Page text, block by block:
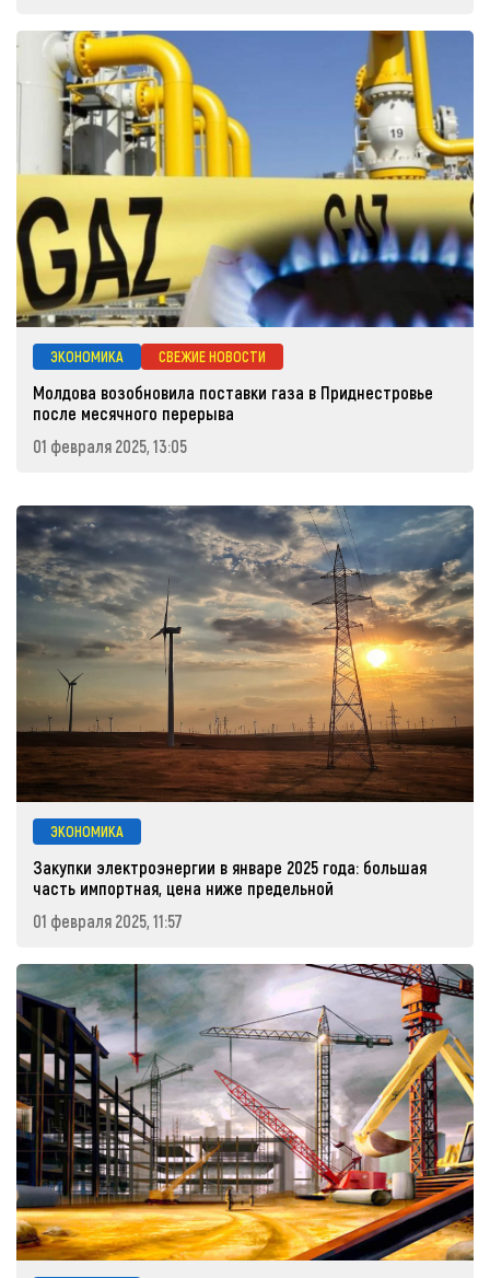
ЭКОНОМИКА СВЕЖИЕ НОВОСТИ
Молдова возобновила поставки газа в Приднестровье
после месячного перерыва
01 февраля 2025, 13:05
ЭКОНОМИКА
Закупки электроэнергии в январе 2025 года: большая
часть импортная, цена ниже предельной
01 февраля 2025, 11:57